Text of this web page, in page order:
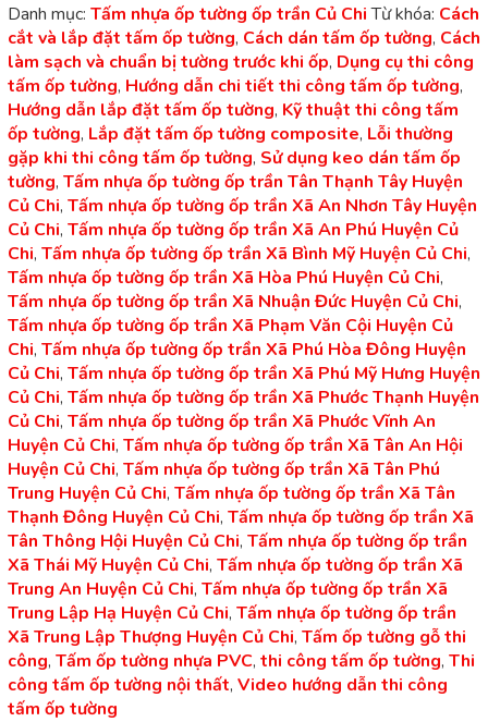
Danh mục: Tấm nhựa ốp tường ốp trần Củ Chi Từ khóa: Cách
cắt và lắp đặt tấm ốp tường, Cách dán tấm ốp tường, Cách
làm sạch và chuẩn bị tường trước khi ốp, Dụng cụ thi công
tấm ốp tường, Hướng dẫn chi tiết thi công tấm ốp tường,
Hướng dẫn lắp đặt tấm ốp tường, Kỹ thuật thi công tấm
ốp tường, Lắp đặt tấm ốp tường composite, Lỗi thường
gặp khi thi công tấm ốp tường, Sử dụng keo dán tấm ốp
tường, Tấm nhựa ốp tường ốp trần Tân Thạnh Tây Huyện
Củ Chi, Tấm nhựa ốp tường ốp trần Xã An Nhơn Tây Huyện
Củ Chi, Tấm nhựa ốp tường ốp trần Xã An Phú Huyện Củ
Chi, Tấm nhựa ốp tường ốp trần Xã Bình Mỹ Huyện Củ Chi,
Tấm nhựa ốp tường ốp trần Xã Hòa Phú Huyện Củ Chi,
Tấm nhựa ốp tường ốp trần Xã Nhuận Đức Huyện Củ Chi,
Tấm nhựa ốp tường ốp trần Xã Phạm Văn Cội Huyện Củ
Chi, Tấm nhựa ốp tường ốp trần Xã Phú Hòa Đông Huyện
Củ Chi, Tấm nhựa ốp tường ốp trần Xã Phú Mỹ Hưng Huyện
Củ Chi, Tấm nhựa ốp tường ốp trần Xã Phước Thạnh Huyện
Củ Chi, Tấm nhựa ốp tường ốp trần Xã Phước Vĩnh An
Huyện Củ Chi, Tấm nhựa ốp tường ốp trần Xã Tân An Hội
Huyện Củ Chi, Tấm nhựa ốp tường ốp trần Xã Tân Phú
Trung Huyện Củ Chi, Tấm nhựa ốp tường ốp trần Xã Tân
Thạnh Đông Huyện Củ Chi, Tấm nhựa ốp tường ốp trần Xã
Tân Thông Hội Huyện Củ Chi, Tấm nhựa ốp tường ốp trần
Xã Thái Mỹ Huyện Củ Chi, Tấm nhựa ốp tường ốp trần Xã
Trung An Huyện Củ Chi, Tấm nhựa ốp tường ốp trần Xã
Trung Lập Hạ Huyện Củ Chi, Tấm nhựa ốp tường ốp trần
Xã Trung Lập Thượng Huyện Củ Chi, Tấm ốp tường gỗ thi
công, Tấm ốp tường nhựa PVC, thi công tấm ốp tường, Thi
công tấm ốp tường nội thất, Video hướng dẫn thi công
tấm ốp tường